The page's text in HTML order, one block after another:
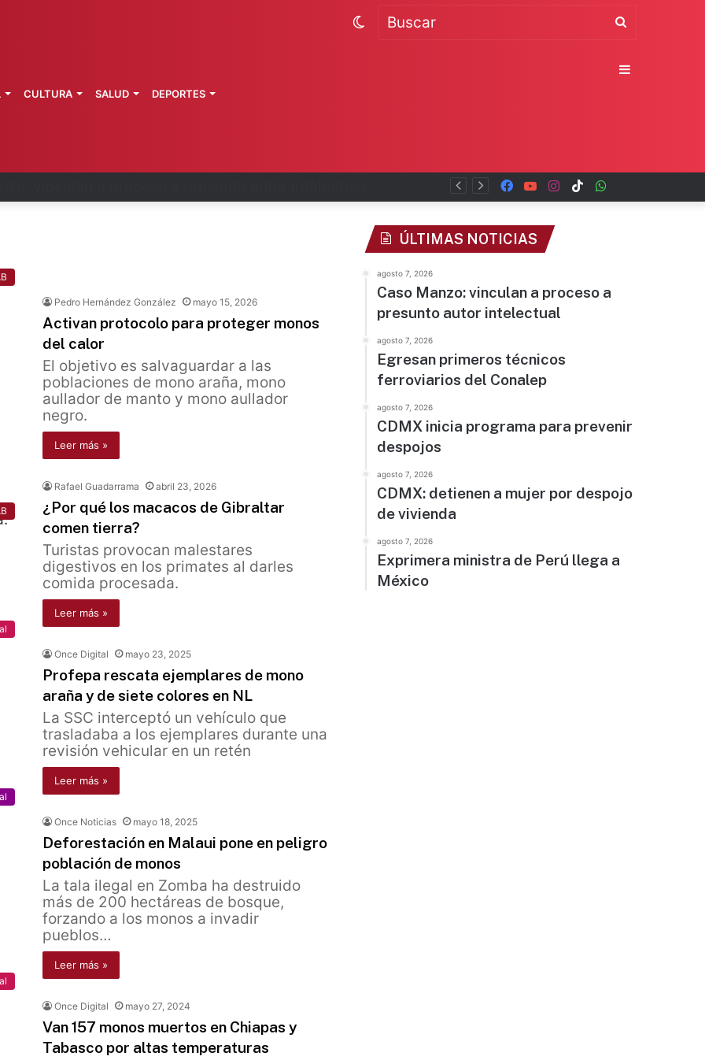
TikTok
Instagram
YouTube
Facebook
CULTURA SALUD DEPORTES
Switch
Pedro Hernández González mayo 15, 2026
Activan protocolo para proteger monos
del calor
El objetivo es salvaguardar a las
poblaciones de mono araña, mono
aullador de manto y mono aullador
negro.
Leer más »
Rafael Guadarrama abril 23, 2026
¿Por qué los macacos de Gibraltar
comen tierra?
Turistas provocan malestares
digestivos en los primates al darles
comida procesada.
Leer más »
Once Digital mayo 23, 2025
Profepa rescata ejemplares de mono
araña y de siete colores en NL
La SSC interceptó un vehículo que
trasladaba a los ejemplares durante una
revisión vehicular en un retén
Leer más »
Once Noticias mayo 18, 2025
Deforestación en Malaui pone en peligro
población de monos
La tala ilegal en Zomba ha destruido
más de 200 hectáreas de bosque,
forzando a los monos a invadir
pueblos…
Leer más »
Once Digital mayo 27, 2024
Van 157 monos muertos en Chiapas y
Tabasco por altas temperaturas
ÚLTIMAS NOTICIAS
agosto 7, 2026
Caso Manzo: vinculan a proceso a
presunto autor intelectual
agosto 7, 2026
Egresan primeros técnicos
ferroviarios del Conalep
agosto 7, 2026
CDMX inicia programa para prevenir
despojos
agosto 7, 2026
CDMX: detienen a mujer por despojo
de vivienda
agosto 7, 2026
Exprimera ministra de Perú llega a
México